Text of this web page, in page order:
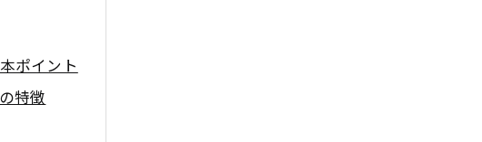
ポイント
特徴
法